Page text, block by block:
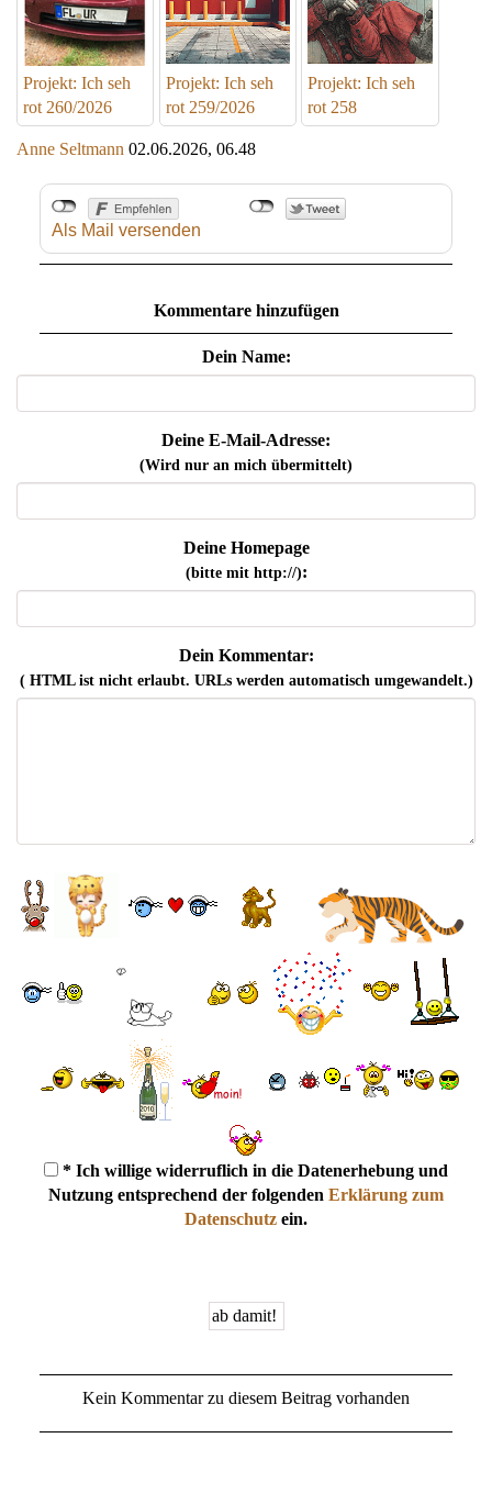
Projekt: Ich seh
rot 260/2026
Projekt: Ich seh
rot 259/2026
Projekt: Ich seh
rot 258
Anne Seltmann 02.06.2026, 06.48
Als Mail versenden
Kommentare hinzufügen
Dein Name:
Deine E-Mail-Adresse:
(Wird nur an mich übermittelt)
Deine Homepage
(bitte mit http://):
Dein Kommentar:
( HTML ist nichterlaubt. URLs werden automatisch umgewandelt.)
* Ich willige widerruflich in die Datenerhebung und
Nutzung entsprechend der folgenden Erklärung zum
Datenschutz ein.
Kein Kommentar zu diesem Beitrag vorhanden